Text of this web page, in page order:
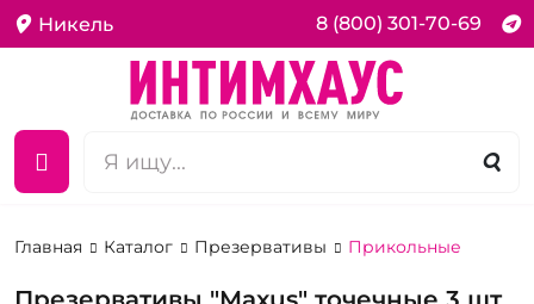
Никель 8 (800) 301-70-69
Главная Каталог Презервативы Прикольные